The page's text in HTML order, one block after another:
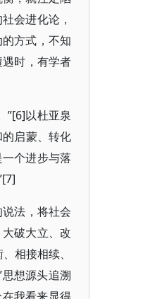
会进化论，
方式，不知
时，有学者
”[6]以杜亚泉
启蒙、转化
个进步与落
法，将社会
破大立、改
相接相续、
想源头追溯